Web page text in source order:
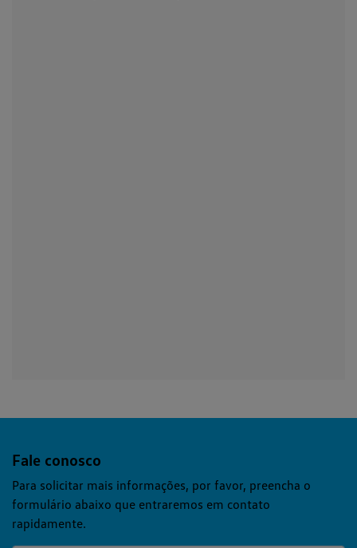
Fale conosco
Para solicitar mais informações, por favor, preencha o
formulário abaixo que entraremos em contato
rapidamente.